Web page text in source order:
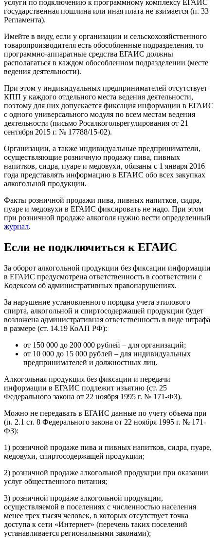
услуги по подключению к программному комплексу ЕГАИС
государственная пошлина или иная плата не взимается (п. 33
Регламента).
Имейте в виду, если у организации и сельскохозяйственного
товаропроизводителя есть обособленные подразделения, то
программно-аппаратные средства ЕГАИС должны
располагаться в каждом обособленном подразделении (месте
ведения деятельности).
При этом у индивидуальных предпринимателей отсутствует
КПП у каждого отдельного места ведения деятельности,
поэтому для них допускается фиксация информации в ЕГАИС
с одного универсального модуля по всем местам ведения
деятельности (письмо Росалкогольрегулирования от 21
сентября 2015 г. № 17788/15-02).
Организации, а также индивидуальные предприниматели,
осуществляющие розничную продажу пива, пивных
напитков, сидра, пуаре и медовухи, обязаны с 1 января 2016
года представлять информацию в ЕГАИС обо всех закупках
алкогольной продукции.
Факты розничной продажи пива, пивных напитков, сидра,
пуаре и медовухи в ЕГАИС фиксировать не надо. При этом
при розничной продаже алкоголя нужно вести определенный
журнал.
Если не подключиться к ЕГАИС
За оборот алкогольной продукции без фиксации информации
в ЕГАИС предусмотрена ответственность в соответствии с
Кодексом об административных правонарушениях.
За нарушение установленного порядка учета этилового
спирта, алкогольной и спиртосодержащей продукции будет
возложена административная ответственность в виде штрафа
в размере (ст. 14.19 КоАП РФ):
от 150 000 до 200 000 рублей – для организаций;
от 10 000 до 15 000 рублей – для индивидуальных
предпринимателей и должностных лиц.
Алкогольная продукция без фиксации и передачи
информации в ЕГАИС подлежит изъятию (ст. 25
Федерального закона от 22 ноября 1995 г. № 171-ФЗ).
Можно не передавать в ЕГАИС данные по учету объема при
(п. 2.1 ст. 8 Федерального закона от 22 ноября 1995 г. № 171-
ФЗ):
1) розничной продаже пива и пивных напитков, сидра, пуаре,
медовухи, спиртосодержащей продукции;
2) розничной продаже алкогольной продукции при оказании
услуг общественного питания;
3) розничной продаже алкогольной продукции,
осуществляемой в поселениях с численностью населения
менее трех тысяч человек, в которых отсутствует точка
доступа к сети «Интернет» (перечень таких поселений
устанавливается региональными законами);